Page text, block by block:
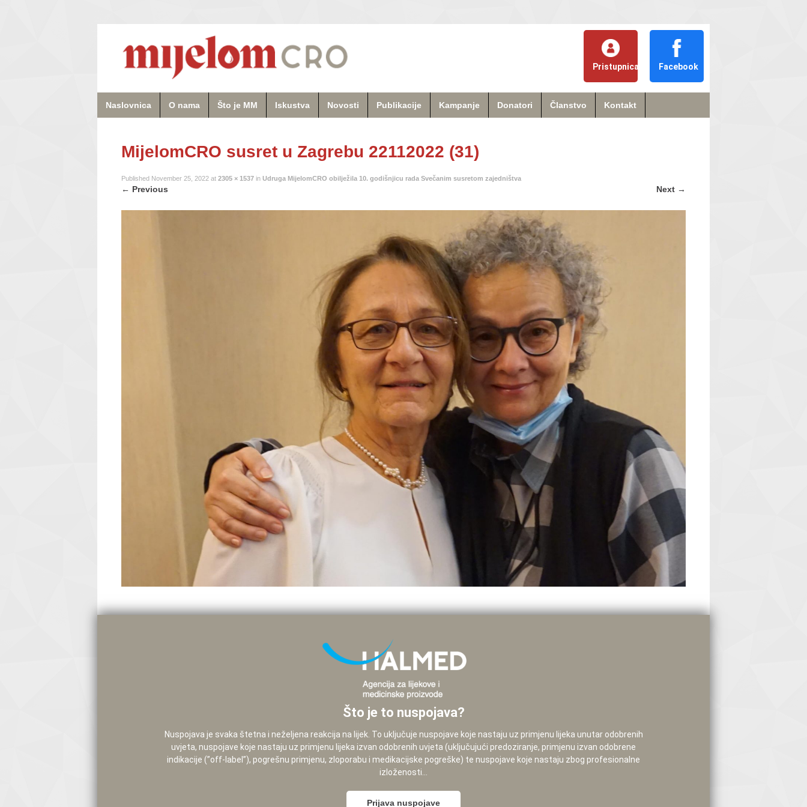
Pristupnica Facebook
Naslovnica O nama Što je MM Iskustva Novosti Publikacije Kampanje Donatori Članstvo Kontakt
MijelomCRO susret u Zagrebu 22112022 (31)
Published November 25, 2022 at 2305 × 1537 in Udruga MijelomCRO obilježila 10. godišnjicu rada Svečanim susretom zajedništva
← Previous Next →
Što je to nuspojava?
Nuspojava je svaka štetna i neželjena reakcija na lijek. To uključuje nuspojave koje nastaju uz primjenu lijeka unutar odobrenih
uvjeta, nuspojave koje nastaju uz primjenu lijeka izvan odobrenih uvjeta (uključujući predoziranje, primjenu izvan odobrene
indikacije (”off-label”), pogrešnu primjenu, zloporabu i medikacijske pogreške) te nuspojave koje nastaju zbog profesionalne
izloženosti...
Prijava nuspojave